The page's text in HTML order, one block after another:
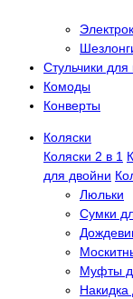
Стульчики
Комоды
Конверты
Коляски
Коляски 2 в 1
для двойни
Люльки
Сумки
Муфты
Накидка